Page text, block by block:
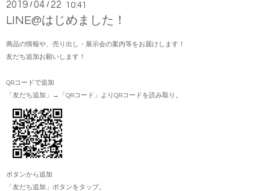
2019 /04 / 22 10:41
LINE@はじめました！
商品の情報や、売り出し・展示会の案内等をお届けします！
友だち追加お願いします！
QRコードで追加
「友だち追加」→「QRコード」よりQRコードを読み取り。
ボタンから追加
「友だち追加」ボタンをタップ。